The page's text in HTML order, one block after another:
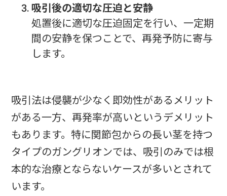
吸引後の適切な圧迫と安静
処置後に適切な圧迫固定を行い、一定期
間の安静を保つことで、再発予防に寄与
します。
吸引法は侵襲が少なく即効性があるメリット
がある一方、再発率が高いというデメリット
もあります。特に関節包からの長い茎を持つ
タイプのガングリオンでは、吸引のみでは根
本的な治療とならないケースが多いとされて
います。